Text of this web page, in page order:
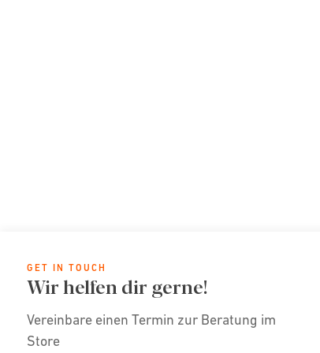
GET IN TOUCH
Wir helfen dir gerne!
Vereinbare einen Termin zur Beratung im
Store